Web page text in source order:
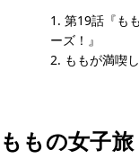
第19話『も
ーズ！』
ももが満喫
ももの女子